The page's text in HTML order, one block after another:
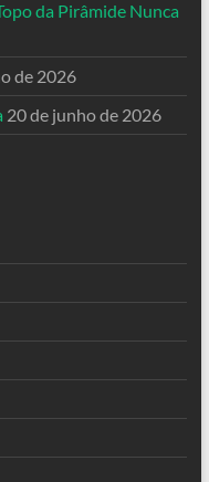
da Pirâmide Nunca
de 2026
20 de junho de 2026